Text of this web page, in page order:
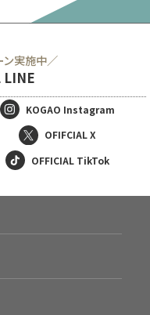
実施中／
LINE
KOGAO Instagram
OFIFCIAL X
OFFICIAL TikTok